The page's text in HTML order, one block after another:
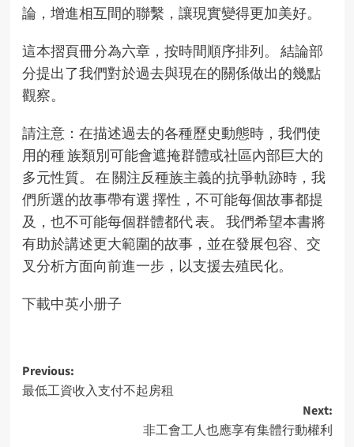
論，增進相互間的聯繫，讓現實變得更加美好。
這本摺頁冊分為六章，按時間順序排列。 結論部
分提出了我們對於過去與現在的關係做出的幾點
觀察。
請注意：在描述過去的各種歷史動態時，我們使
用的種 族類別可能會遮掩群體或社區內部巨大的
多元性質。 在 關注反種族主義的抗爭軌跡時，我
們所選的故事帶有選 擇性，不可能每個故事都提
及，也不可能每個群體都代 表。 我們希望本書將
有助於講述更大範圍的故事，並在發展包容、交
叉分析方面向前進一步，以支援去殖民化。
下載中英小册子
Post
navigation
Previous:
最低工資收入支付不起房租
Next:
非工會工人也應享有集體行動權利